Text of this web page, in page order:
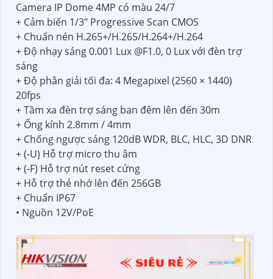
Camera IP Dome 4MP có màu 24/7
+ Cảm biến 1/3" Progressive Scan CMOS
+ Chuẩn nén H.265+/H.265/H.264+/H.264
+ Độ nhạy sáng 0.001 Lux @F1.0, 0 Lux với đèn trợ
sáng
+ Độ phân giải tối đa: 4 Megapixel (2560 × 1440)
20fps
+ Tầm xa đèn trợ sáng ban đêm lên đến 30m
+ Ống kính 2.8mm / 4mm
+ Chống ngược sáng 120dB WDR, BLC, HLC, 3D DNR
+ (-U) Hỗ trợ micro thu âm
+ (-F) Hỗ trợ nút reset cứng
+ Hỗ trợ thẻ nhớ lên đến 256GB
+ Chuẩn IP67
• Nguồn 12V/PoE